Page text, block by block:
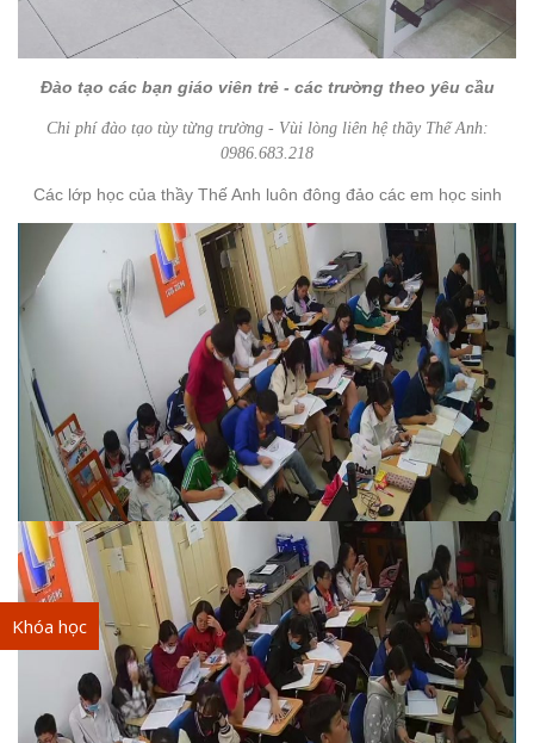
Đào tạo các bạn giáo viên trẻ - các trường theo yêu cầu
Chi phí đào tạo tùy từng trường - Vùi lòng liên hệ thầy Thế Anh:
0986.683.218
Các lớp học của thầy Thế Anh luôn đông đảo các em học sinh
Khóa học